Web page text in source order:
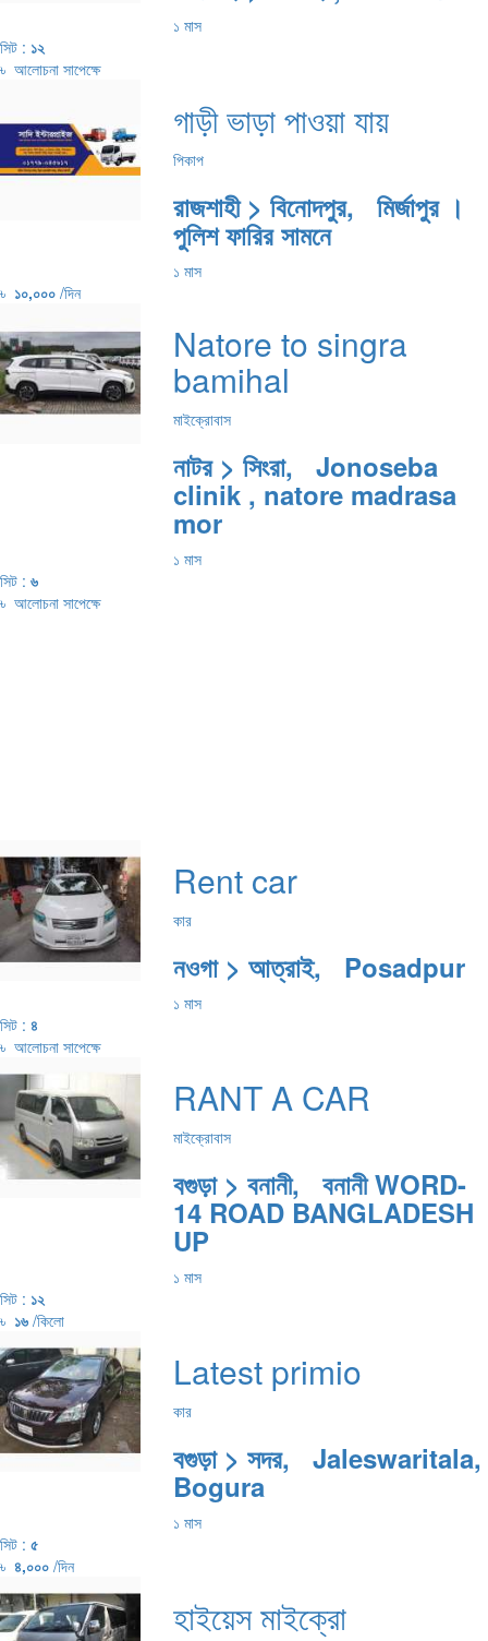
১ মাস
সিট : ১২
৳ আলোচনা সাপেক্ষে
গাড়ী ভাড়া পাওয়া যায়
পিকাপ
রাজশাহী > বিনোদপুর, মির্জাপুর ।
পুলিশ ফারির সামনে
১ মাস
৳ ১০,০০০ /দিন
Natore to singra
bamihal
মাইক্রোবাস
নাটর > সিংরা, Jonoseba
clinik , natore madrasa
mor
১ মাস
সিট : ৬
৳ আলোচনা সাপেক্ষে
Rent car
কার
নওগা > আত্রাই, Posadpur
১ মাস
সিট : ৪
৳ আলোচনা সাপেক্ষে
RANT A CAR
মাইক্রোবাস
বগুড়া > বনানী, বনানী WORD-
14 ROAD BANGLADESH
UP
১ মাস
সিট : ১২
৳ ১৬ /কিলো
Latest primio
কার
বগুড়া > সদর, Jaleswaritala,
Bogura
১ মাস
সিট : ৫
৳ ৪,০০০ /দিন
হাইয়েস মাইক্রো